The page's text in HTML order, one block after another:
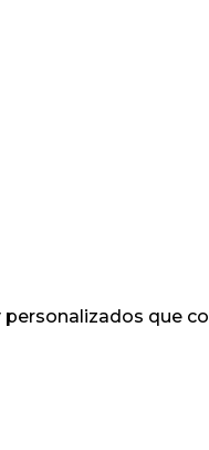
que